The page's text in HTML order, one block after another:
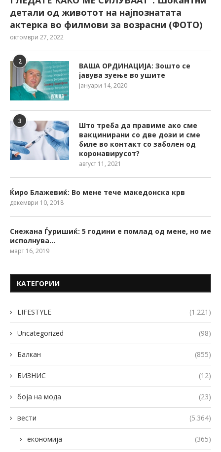
детали од животот на најпознатата
актерка во филмови за возрасни (ФОТО)
октомври 27, 2022
2
ВАША ОРДИНАЦИЈА: Зошто се
јавува зуење во ушите
јануари 14, 2020
3
Што треба да правиме ако сме
вакцинирани со две дози и сме
биле во контакт со заболен од
коронавирусот?
август 11, 2021
Ќиро Блажевиќ: Во мене тече македонска крв
декември 10, 2018
Снежана Ѓуришиќ: 5 години е помлад од мене, но ме
исполнува…
март 16, 2019
КАТЕГОРИИ
LIFESTYLE (1.221)
Uncategorized (98)
Балкан (855)
БИЗНИС (12)
боја на мода (23)
вести (5.364)
економија (365)